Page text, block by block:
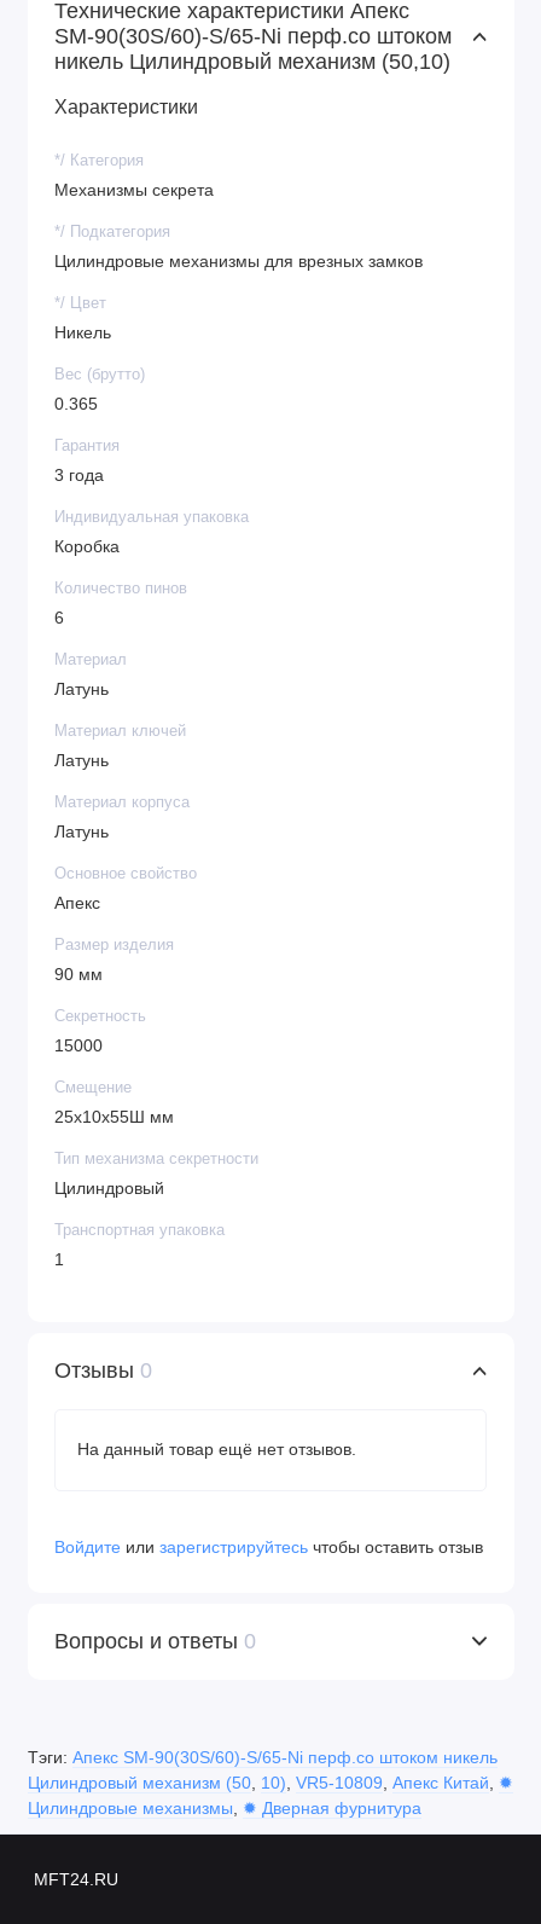
Технические характеристики Апекс
SM-90(30S/60)-S/65-Ni перф.со штоком
никель Цилиндровый механизм (50,10)
Характеристики
*/ Категория
Механизмы секрета
*/ Подкатегория
Цилиндровые механизмы для врезных замков
*/ Цвет
Никель
Вес (брутто)
0.365
Гарантия
3 года
Индивидуальная упаковка
Коробка
Количество пинов
6
Материал
Латунь
Материал ключей
Латунь
Материал корпуса
Латунь
Основное свойство
Апекс
Размер изделия
90 мм
Секретность
15000
Смещение
25х10х55Ш мм
Тип механизма секретности
Цилиндровый
Транспортная упаковка
1
Отзывы 0
На данный товар ещё нет отзывов.
Войдите или зарегистрируйтесь чтобы оставить отзыв
Вопросы и ответы 0
Тэги: Апекс SM-90(30S/60)-S/65-Ni перф.со штоком никель
Цилиндровый механизм (50, 10) VR5-10809 Апекс Китай
✹
Цилиндровые механизмы
✹ Дверная фурнитура
MFT24.RU